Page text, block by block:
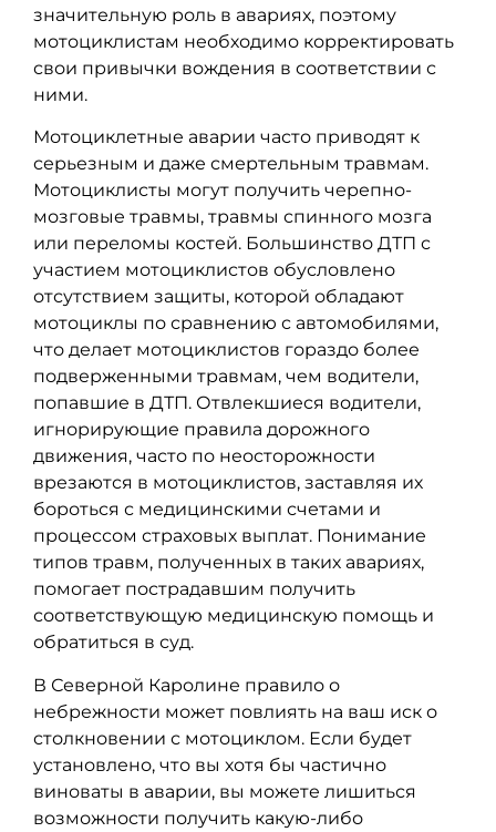
значительную роль в авариях, поэтому
мотоциклистам необходимо корректировать
свои привычки вождения в соответствии с
ними.
Мотоциклетные аварии часто приводят к
серьезным и даже смертельным травмам.
Мотоциклисты могут получить черепно-
мозговые травмы, травмы спинного мозга
или переломы костей. Большинство ДТП с
участием мотоциклистов обусловлено
отсутствием защиты, которой обладают
мотоциклы по сравнению с автомобилями,
что делает мотоциклистов гораздо более
подверженными травмам, чем водители,
попавшие в ДТП. Отвлекшиеся водители,
игнорирующие правила дорожного
движения, часто по неосторожности
врезаются в мотоциклистов, заставляя их
бороться с медицинскими счетами и
процессом страховых выплат. Понимание
типов травм, полученных в таких авариях,
помогает пострадавшим получить
соответствующую медицинскую помощь и
обратиться в суд.
В Северной Каролине правило о
небрежности может повлиять на ваш иск о
столкновении с мотоциклом. Если будет
установлено, что вы хотя бы частично
виноваты в аварии, вы можете лишиться
возможности получить какую-либо